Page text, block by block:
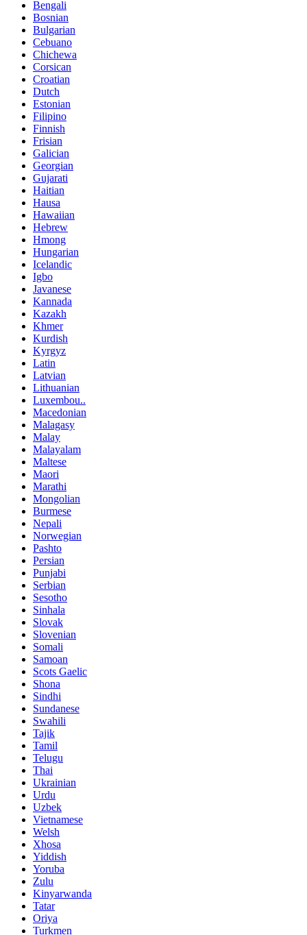
Bengali
Bosnian
Bulgarian
Cebuano
Chichewa
Corsican
Croatian
Dutch
Estonian
Filipino
Finnish
Frisian
Galician
Georgian
Gujarati
Haitian
Hausa
Hawaiian
Hebrew
Hmong
Hungarian
Icelandic
Igbo
Javanese
Kannada
Kazakh
Khmer
Kurdish
Kyrgyz
Latin
Latvian
Lithuanian
Luxembou..
Macedonian
Malagasy
Malay
Malayalam
Maltese
Maori
Marathi
Mongolian
Burmese
Nepali
Norwegian
Pashto
Persian
Punjabi
Serbian
Sesotho
Sinhala
Slovak
Slovenian
Somali
Samoan
Scots Gaelic
Shona
Sindhi
Sundanese
Swahili
Tajik
Tamil
Telugu
Thai
Ukrainian
Urdu
Uzbek
Vietnamese
Welsh
Xhosa
Yiddish
Yoruba
Zulu
Kinyarwanda
Tatar
Oriya
Turkmen